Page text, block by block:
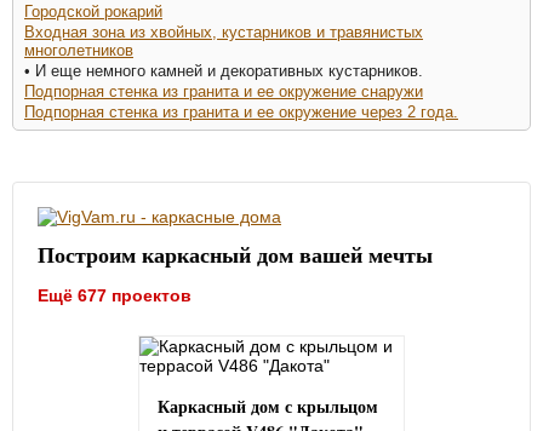
Городской рокарий
Входная зона из хвойных, кустарников и травянистых
многолетников
• И еще немного камней и декоративных кустарников.
Подпорная стенка из гранита и ее окружение снаружи
Подпорная стенка из гранита и ее окружение через 2 года.
Построим каркасный дом вашей мечты
Ещё 677 проектов
Каркасный дом с крыльцом